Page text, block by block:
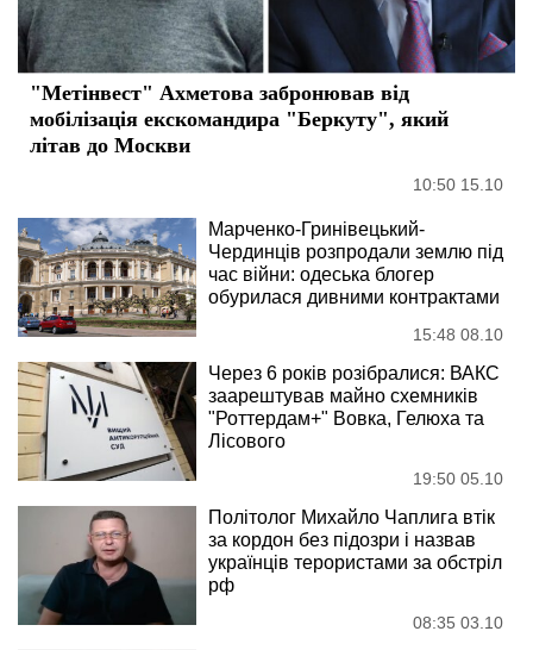
"Метінвест" Ахметова забронював від
мобілізація екскомандира "Беркуту", який
літав до Москви
10:50 15.10
Марченко-Гринівецький-
Чердинців розпродали землю під
час війни: одеська блогер
обурилася дивними контрактами
15:48 08.10
Через 6 років розібралися: ВАКС
заарештував майно схемників
"Роттердам+" Вовка, Гелюха та
Лісового
19:50 05.10
Політолог Михайло Чаплига втік
за кордон без підозри і назвав
українців терористами за обстріл
рф
08:35 03.10